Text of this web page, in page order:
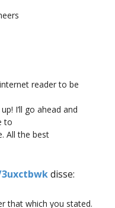
reader to be
I’ll go ahead and
to
All the best
disse:
that which you stated.